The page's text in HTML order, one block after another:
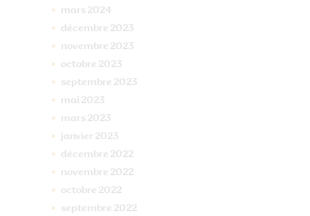
mars 2024
décembre 2023
novembre 2023
octobre 2023
septembre 2023
mai 2023
mars 2023
janvier 2023
décembre 2022
novembre 2022
octobre 2022
septembre 2022